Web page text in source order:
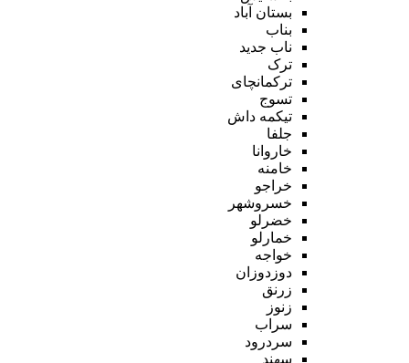
بستان آباد
بناب
ناب جدید
ترک
ترکمانچای
تسوج
تیکمه داش
جلفا
خاروانا
خامنه
خراجو
خسروشهر
خضرلو
خمارلو
خواجه
دوزدوزان
زرنق
زنوز
سراب
سردرود
سهند